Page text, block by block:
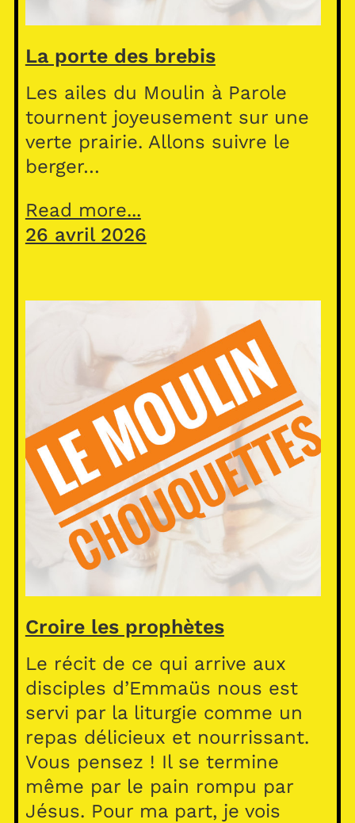
La porte des brebis
Les ailes du Moulin à Parole
tournent joyeusement sur une
verte prairie. Allons suivre le
berger…
Read more...
26 avril 2026
Croire les prophètes
Le récit de ce qui arrive aux
disciples d’Emmaüs nous est
servi par la liturgie comme un
repas délicieux et nourrissant.
Vous pensez ! Il se termine
même par le pain rompu par
Jésus. Pour ma part, je vois